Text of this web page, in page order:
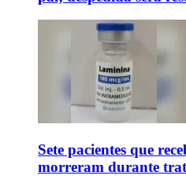
Sete pacientes que
morreram durante